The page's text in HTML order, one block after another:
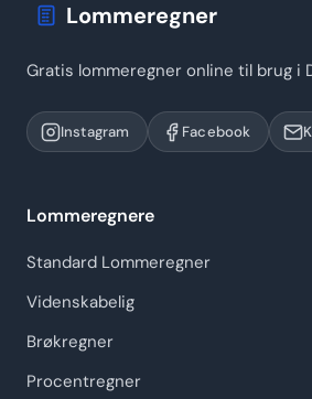
Lommeregner
Gratis lommeregner online til brug i
Instagram Facebook
Lommeregnere
Standard Lommeregner
Videnskabelig
Brøkregner
Procentregner